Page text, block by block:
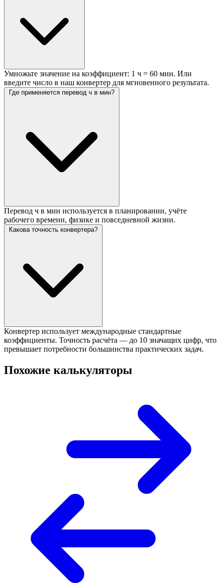
Умножьте значение на коэффициент: 1 ч = 60 мин. Или
введите число в наш конвертер для мгновенного результата.
Где применяется перевод ч в мин?
Перевод ч в мин используется в планировании, учёте
рабочего времени, физике и повседневной жизни.
Какова точность конвертера?
Конвертер использует международные стандартные
коэффициенты. Точность расчёта — до 10 значащих цифр, что
превышает потребности большинства практических задач.
Похожие калькуляторы